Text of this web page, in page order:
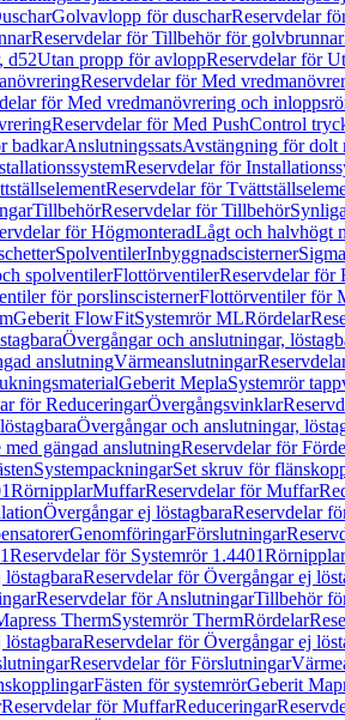
Golvavlopp för duscharReservdelar
Reservdelar för Tillbehör för golvbrunnar
d52Utan propp för avloppReservdelar för
Reservdelar för Med
för Med vredmanövrering och
Reservdelar för Med PushControl
badkarAnslutningssatsAvstängning för dolt
Reservdelar för
Reservdelar för
TillbehörReservdelar för Tillbehör
för HögmonteradLågt och halvhögt
SpolventilerInbyggnadscisterner
spolventilerFlottörventilerReservdelar för
för porslinscisternerFlottörventiler för
Geberit FlowFitSystemrör MLRördelar
Övergångar och anslutningar,
anslutningVärmeanslutningar
Geberit MeplaSystemrör
för ReduceringarÖvergångsvinklar
Övergångar och anslutningar,
med gängad anslutningReservdelar för
SystempackningarSet skruv för
RörnipplarMuffarReservdelar för Muffar
Övergångar ej löstagbaraReservdelar
GenomföringarFörslutningar
Reservdelar för Systemrör 1.4401Rörnipplar
Reservdelar för Övergångar ej
Reservdelar för AnslutningarTillbehör
ThermSystemrör ThermRördelar
Reservdelar för Övergångar ej
Reservdelar för Förslutningar
Fästen för systemrörGeberit
Reservdelar för MuffarReduceringar